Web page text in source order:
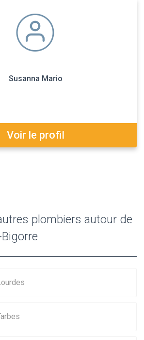
Susanna Mario
Voir le profil
plombiers autour de